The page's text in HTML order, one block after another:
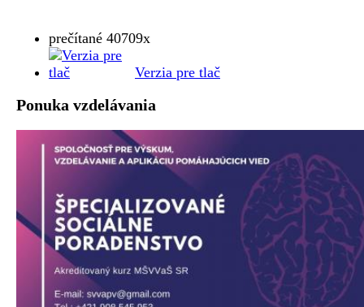
prečítané 40709x
Verzia pre tlač
Ponuka vzdelávania